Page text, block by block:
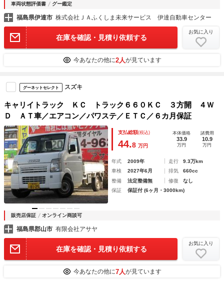
車両状態評価書 グー鑑定
福島県伊達市 株式会社ＪＡふくしま未来サービス 伊達自動車センター
在庫を確認・見積り依頼する
お気に入り
今あなたの他に2人が見ています
グーネットセレクト スズキ
キャリイトラック ＫＣ トラック６６０ＫＣ ３方開 ４Ｗ
Ｄ ＡＴ車／エアコン／パワステ／ＥＴＣ／６カ月保証
支払総額(税込)
44.8 万円
本体価格
33.9
万円
諸費用
10.9
万円
年式 2009年 走行
9.3万km
車検
2027年6月 排気
660cc
整備
法定整備無 修復
なし
保証
保証付 (6ヶ月・3000km)
販売店保証 オンライン商談可
福島県郡山市 有限会社アサヤ
在庫を確認・見積り依頼する
お気に入り
今あなたの他に7人が見ています